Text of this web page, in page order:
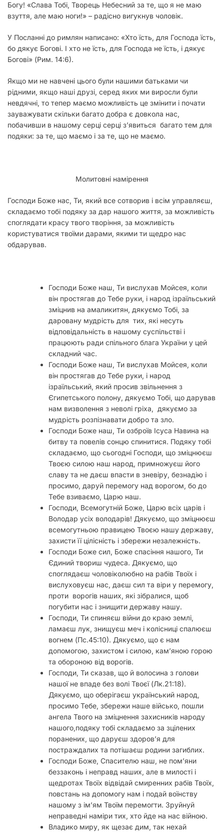
Богу! «Слава Тобі, Творець Небесний за те, що я не маю
взуття, але маю ноги!» – радісно вигукнув чоловік.
У Посланні до римлян написано: «Хто їсть, для Господа їсть,
бо дякує Богові. І хто не їсть, для Господа не їсть, і дякує
Богові» (Рим. 14:6).
Якщо ми не навчені цього були нашими батьками чи
рідними, якщо наші друзі, серед яких ми виросли були
невдячні, то тепер маємо можливість це змінити і почати
зауважувати скільки багато добра є довкола нас,
побачивши в нашому серці серці з’явиться багато тем для
подяки: за те, що маємо і за те, що не маємо.
Молитовні намірення
Господи Боже нас, Ти, який все сотворив і всім управляєш,
складаємо тобі подяку за дар нашого життя, за можливість
споглядати красу твого творіння, за можливість
користуватися твоїми дарами, якими ти щедро нас
обдарував.
Господи Боже наш, Ти вислухав Мойсея, коли
він простягав до Тебе руки, і народ ізраїльський
зміцнив на амаликитян, дякуємо Тобі, за
даровану мудрість для тих, які несуть
відповідальність в нашому суспільстві і
працюють ради спільного блага України у цей
складний час.
Господи Боже наш, Ти вислухав Мойсея, коли
він простягав до Тебе руки, і народ
ізраїльський, який просив звільнення з
Єгипетського полону, дякуємо Тобі, що дарував
нам визволення з неволі гріха, дякуємо за
мудрість розпізнавати добро та зло.
Господи Боже наш, Ти озброїв Ісуса Навина на
битву та повелів сонцю спинитися. Подяку тобі
складаємо, що сьогодні Господи, що зміцнюєш
Твоєю силою наш народ, примножуєш його
славу та не даєш впасти в зневіру, безнадію і
просимо, даруй перемогу над ворогом, бо до
Тебе взиваємо, Царю наш.
Господи, Всемогутній Боже, Царю всіх царів і
Володар усіх володарів! Дякуємо, що зміцнюєш
всемогутньою правицею Твоєю нашу державу,
захисти її цілісність і збережи незалежність.
Господи Боже сил, Боже спасiння нашого, Ти
Єдиний твориш чудеса. Дякуємо, що
споглядаєш чоловiколюбно на рабiв Твоїх i
вислуховуєш нас, даєш сил та віри у перемогу,
проти ворогів наших, які зiбралися, щоб
погубити нас i знищити державу нашу.
Господи, Ти спиняєш війни до краю землі,
ламаєш лук, знищуєш меч і колісниці спалюєш
вогнем (Пс.45:10). Дякуємо, що є нам
допомогою, захистом і силою, кам’яною горою
та обороною від ворогів.
Господи, Ти сказав, що й волосина з голови
нашої не впаде без волі Твоєї (Лк.21:18).
Дякуємо, що оберігаєш український народ,
просимо Тебе, збережи наше військо, пошли
ангела Твого на зміцнення захисників народу
нашого,подяку тобі складаємо за зцілених
поранених, що даруєш здоров’я для
постраждалих та потішаєш родини загиблих.
Господи Боже, Спасителю наш, не пом’яни
беззаконь i неправд наших, але в милостi i
щедротах Твоїх вiдвiдай смиренних рабiв Твоїх,
повстань на допомогу нам i подай воїнству
нашому з iм’ям Твоїм перемогти. Зруйнуй
неправеднi намiри тих, хто йде на нас вiйною.
Владико миру, як щезає дим, так нехай